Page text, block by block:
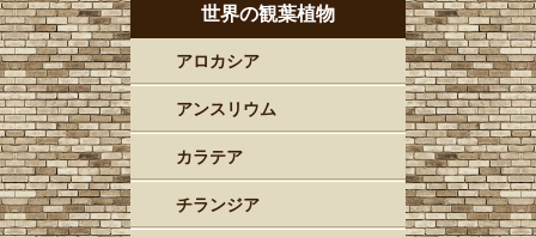
世界の観葉植物
アロカシア
アンスリウム
カラテア
チランジア